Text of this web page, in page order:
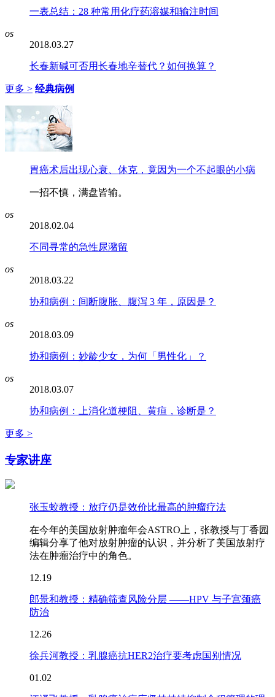
一表总结：28 种常用化疗药溶媒和输注时间
os
2018.03.27
长春新碱可否用长春地辛替代？如何换算？
更多 > 经典病例
胃癌术后出现心衰、休克，竟因为一个不起眼的小病
一招不慎，满盘皆输。
os
2018.02.04
不同寻常的急性尿潴留
os
2018.03.22
协和病例：间断腹胀、腹泻 3 年，原因是？
os
2018.03.09
协和病例：妙龄少女，为何「男性化」？
os
2018.03.07
协和病例：上消化道梗阻、黄疸，诊断是？
更多 >
专家讲座
张玉蛟教授：放疗仍是效价比最高的肿瘤疗法
在今年的美国放射肿瘤年会ASTRO上，张教授与丁香园
编辑分享了他对放射肿瘤的认识，并分析了美国放射疗
法在肿瘤治疗中的角色。
12.19
郎景和教授：精确筛查风险分层 ——HPV 与子宫颈癌
防治
12.26
徐兵河教授：乳腺癌抗HER2治疗要考虑国别情况
01.02